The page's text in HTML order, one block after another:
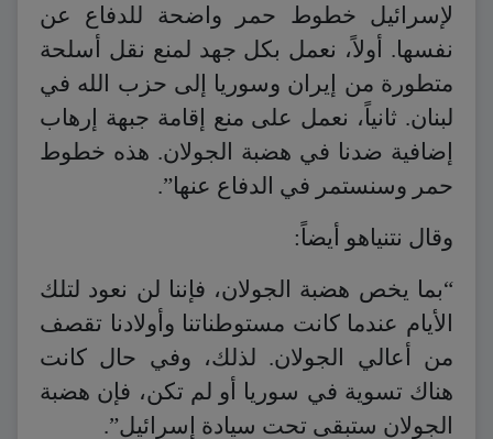
لإسرائيل خطوط حمر واضحة للدفاع عن
نفسها. أولاً، نعمل بكل جهد لمنع نقل أسلحة
متطورة من إيران وسوريا إلى حزب الله في
لبنان. ثانياً، نعمل على منع إقامة جبهة إرهاب
إضافية ضدنا في هضبة الجولان. هذه خطوط
حمر وسنستمر في الدفاع عنها”.
وقال نتنياهو أيضاً:
“بما يخص هضبة الجولان، فإننا لن نعود لتلك
الأيام عندما كانت مستوطناتنا وأولادنا تقصف
من أعالي الجولان. لذلك، وفي حال كانت
هناك تسوية في سوريا أو لم تكن، فإن هضبة
الجولان ستبقى تحت سيادة إسرائيل”.